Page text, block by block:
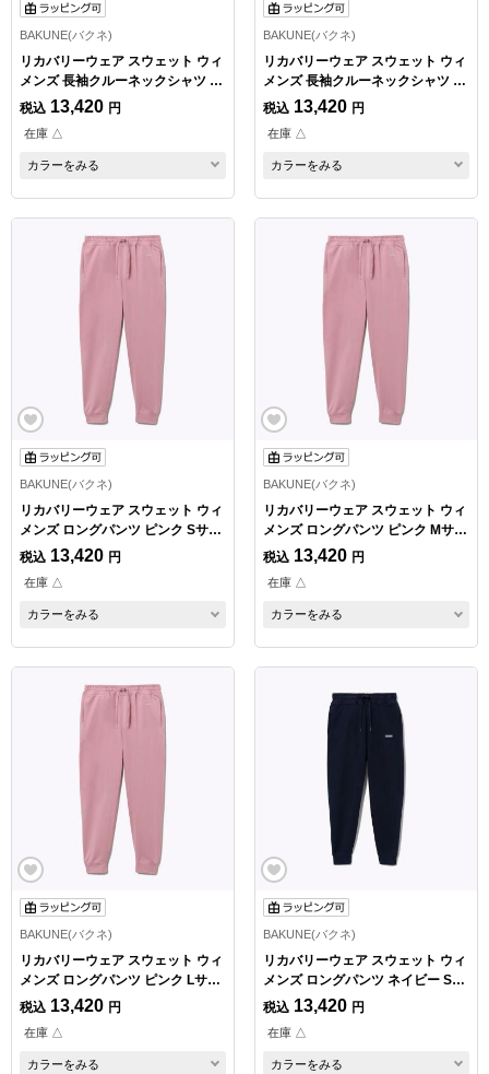
BAKUNE(バクネ)
リカバリーウェア スウェット ウィ
メンズ 長袖クルーネックシャツ ピ
ンク Mサイズ
税込 13,420 円
在庫 △
カラーをみる
BAKUNE(バクネ)
リカバリーウェア スウェット ウィ
メンズ 長袖クルーネックシャツ ピ
ンク Lサイズ
税込 13,420 円
在庫 △
カラーをみる
BAKUNE(バクネ)
リカバリーウェア スウェット ウィ
メンズ ロングパンツ ピンク Sサイ
ズ
税込 13,420 円
在庫 △
カラーをみる
BAKUNE(バクネ)
リカバリーウェア スウェット ウィ
メンズ ロングパンツ ピンク Mサイ
ズ
税込 13,420 円
在庫 △
カラーをみる
BAKUNE(バクネ)
リカバリーウェア スウェット ウィ
メンズ ロングパンツ ピンク Lサイ
ズ
税込 13,420 円
在庫 △
カラーをみる
BAKUNE(バクネ)
リカバリーウェア スウェット ウィ
メンズ ロングパンツ ネイビー Sサ
イズ
税込 13,420 円
在庫 △
カラーをみる